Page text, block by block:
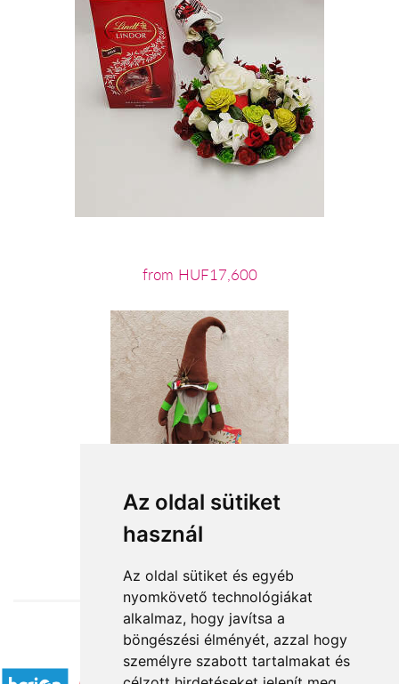
Az oldal sütiket
használ
Az oldal sütiket és egyéb
nyomkövető technológiákat
alkalmaz, hogy javítsa a
böngészési élményét, azzal hogy
személyre szabott tartalmakat és
from HUF17,600
from HUF19,400
Accepted payment methods